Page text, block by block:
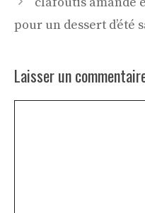
pour un dessert d’été
Laisser un